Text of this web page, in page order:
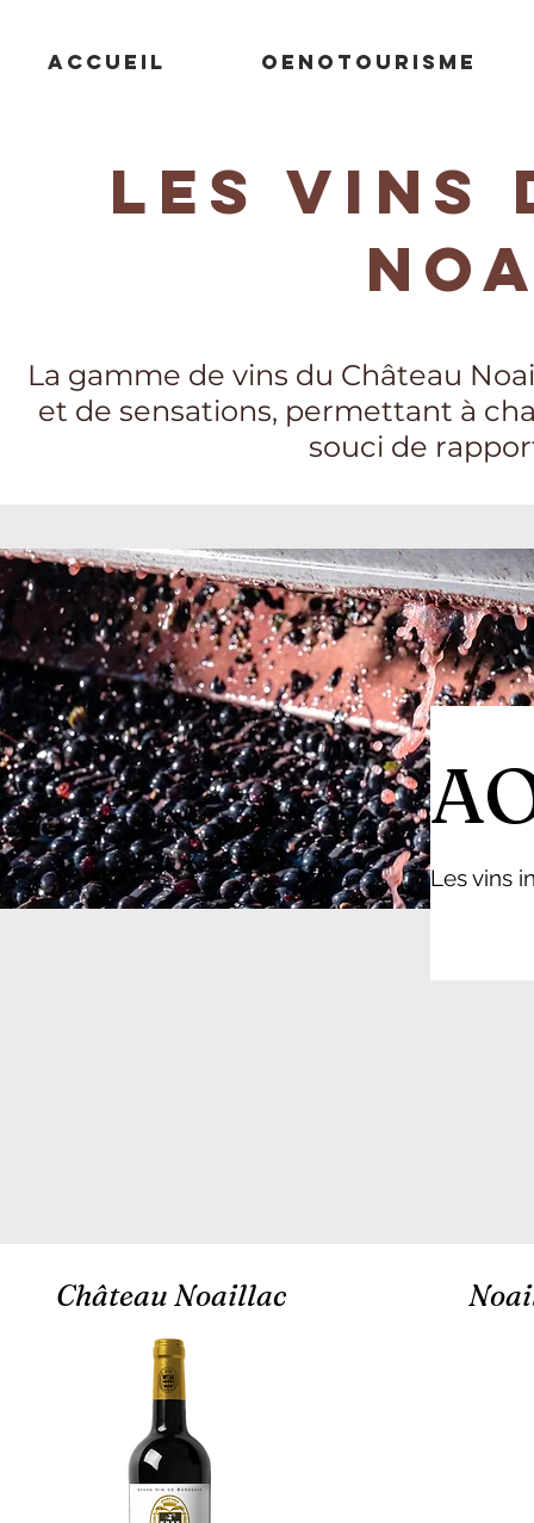
ACCUEIL OENOTOURISME
Les Vins
La gamme de vins du Château
et de sensations, permettant à
souci de
Les vins
Château Noaillac